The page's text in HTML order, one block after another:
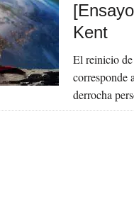
Kent
El reinicio
corresponde
derrocha